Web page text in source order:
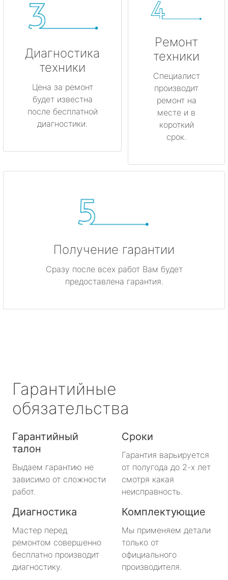
Диагностика
техники
Цена за ремонт
будет известна
после бесплатной
диагностики.
Ремонт
техники
Специалист
производит
ремонт на
месте и в
короткий
срок.
Получение гарантии
Сразу после всех работ Вам будет
предоставлена гарантия.
Гарантийные
обязательства
Гарантийный
талон
Выдаем гарантию не
зависимо от сложности
работ.
Сроки
Гарантия варьируется
от полугода до 2-х лет
смотря какая
неисправность.
Диагностика
Мастер перед
ремонтом совершенно
бесплатно производит
диагностику.
Комплектующие
Мы применяем детали
только от
официального
производителя.